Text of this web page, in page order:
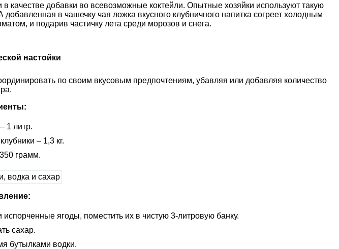
качестве добавки во всевозможные коктейли. Опытные хозяйки используют такую
в чашечку чая ложка вкусного клубничного напитка согреет холодным
и подарив частичку лета среди морозов и снега.
настойки
по своим вкусовым предпочтениям, убавляя или добавляя количество
1 литр.
– 1,3 кг.
грамм.
ягоды, поместить их в чистую 3-литровую банку.
сахар.
бутылками водки.